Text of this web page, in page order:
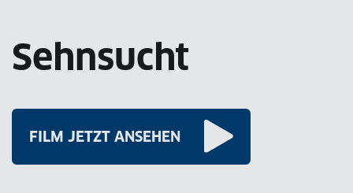
Sehnsucht
FILM JETZT ANSEHEN